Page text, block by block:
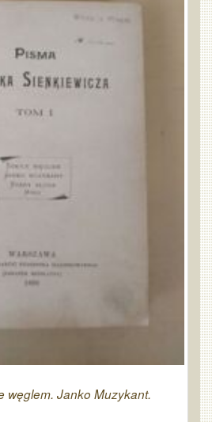
węglem. Janko Muzykant.